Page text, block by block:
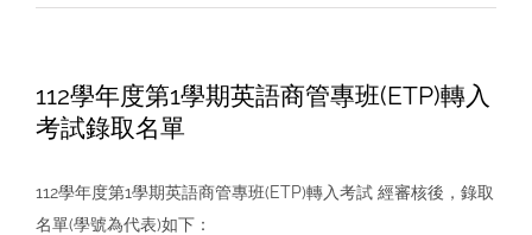
112學年度第1學期英語商管專班(ETP)轉入
考試錄取名單
112學年度第1學期英語商管專班(ETP)轉入考試 經審核後，錄取
名單(學號為代表)如下：